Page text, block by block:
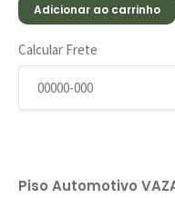
Adicionar ao carrinho
Calcular Frete
Piso Automotivo